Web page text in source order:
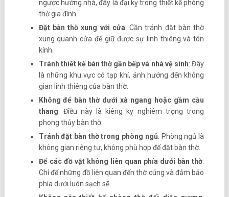
ngược hướng nhà, đây là đại kỵ trong thiết kế phòng
thờ gia đình.
Đặt bàn thờ xung với cửa: Cần tránh đặt bàn thờ
xung quanh cửa để giữ được sự linh thiêng và tôn
kính.
Tránh thiết kế bàn thờ gần bếp và nhà vệ sinh: Đây
là những khu vực có tạp khí, ảnh hưởng đến không
gian linh thiêng của bàn thờ.
Không để bàn thờ dưới xà ngang hoặc gầm cầu
thang: Điều này là kiêng kỵ nghiêm trọng trong
phong thủy bàn thờ.
Tránh đặt bàn thờ trong phòng ngủ: Phòng ngủ là
không gian riêng tư, không phù hợp để đặt bàn thờ.
Để các đồ vật không liên quan phía dưới bàn thờ:
Chỉ để những đồ liên quan đến thờ cúng và đảm bảo
phía dưới luôn sạch sẽ.